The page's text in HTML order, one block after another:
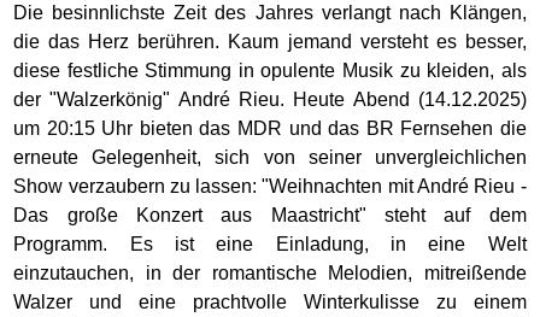
Die besinnlichste Zeit des Jahres verlangt nach Klängen,
die das Herz berühren. Kaum jemand versteht es besser,
diese festliche Stimmung in opulente Musik zu kleiden, als
der "Walzerkönig" André Rieu. Heute Abend (14.12.2025)
um 20:15 Uhr bieten das MDR und das BR Fernsehen die
erneute Gelegenheit, sich von seiner unvergleichlichen
Show verzaubern zu lassen: "Weihnachten mit André Rieu -
Das große Konzert aus Maastricht" steht auf dem
Programm. Es ist eine Einladung, in eine Welt
einzutauchen, in der romantische Melodien, mitreißende
Walzer und eine prachtvolle Winterkulisse zu einem